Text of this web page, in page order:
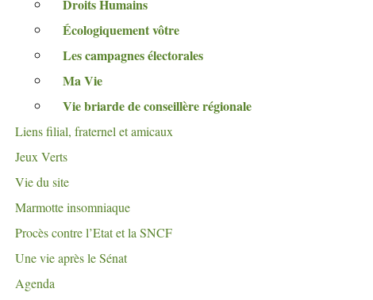
Droits Humains
Écologiquement vôtre
Les campagnes électorales
Ma Vie
Vie briarde de conseillère régionale
Liens filial, fraternel et amicaux
Jeux Verts
Vie du site
Marmotte insomniaque
Procès contre l’Etat et la SNCF
Une vie après le Sénat
Agenda